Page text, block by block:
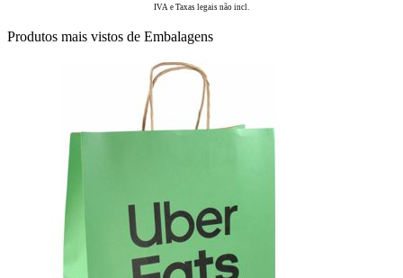
IVA e Taxas legais não incl.
Produtos mais vistos de Embalagens